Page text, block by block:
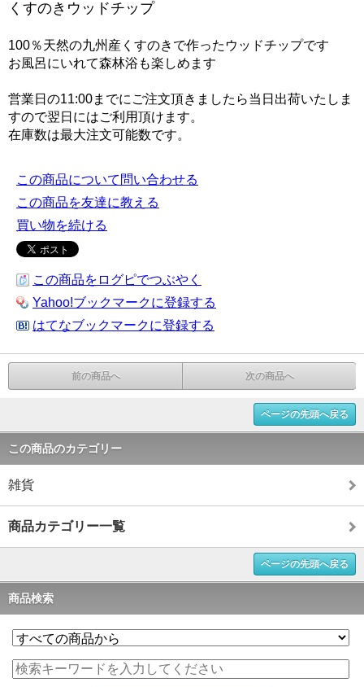
くすのきウッドチップ
100％天然の九州産くすのきで作ったウッドチップです
お風呂にいれて森林浴も楽しめます
営業日の11:00までにご注文頂きましたら当日出荷いたしま
すので翌日にはご利用頂けます。
在庫数は最大注文可能数です。
この商品について問い合わせる
この商品を友達に教える
買い物を続ける
この商品をログピでつぶやく
Yahoo!ブックマークに登録する
はてなブックマークに登録する
前の商品へ 次の商品へ
ページの先頭へ戻る
この商品のカテゴリー
雑貨
商品カテゴリー一覧
ページの先頭へ戻る
商品検索